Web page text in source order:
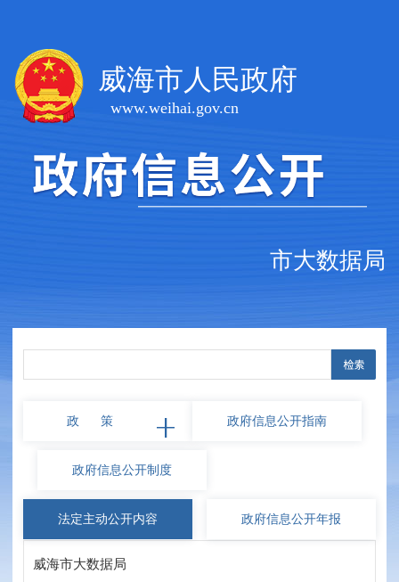
威海市人民政府
www.weihai.gov.cn
市大数据局
政 策 政府信息公开指南
政府信息公开制度
法定主动公开内容 政府信息公开年报